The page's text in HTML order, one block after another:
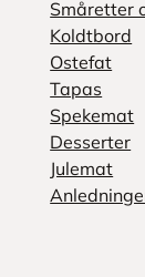
Småretter
Koldtbord
Ostefat
Tapas
Spekemat
Desserter
Julemat